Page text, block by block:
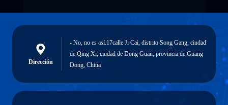
Dirección
- No, no es así.17calle Ji Cai, distrito Song Gang, ciudad
de Qing Xi, ciudad de Dong Guan, provincia de Guang
Dong, China